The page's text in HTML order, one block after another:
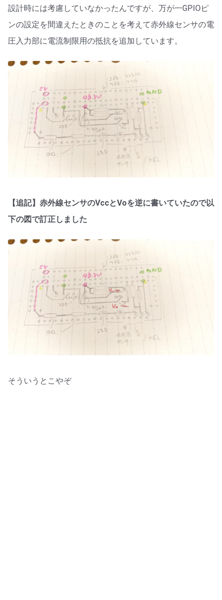
設計時には考慮していなかったんですが、万が一GPIOピ
ンの設定を間違えたときのことを考えて赤外線センサの電
圧入力部に電流制限用の抵抗を追加しています。
【追記】赤外線センサのVccとVoを逆に書いていたので以
下の図で訂正しました
そういうとこやぞ